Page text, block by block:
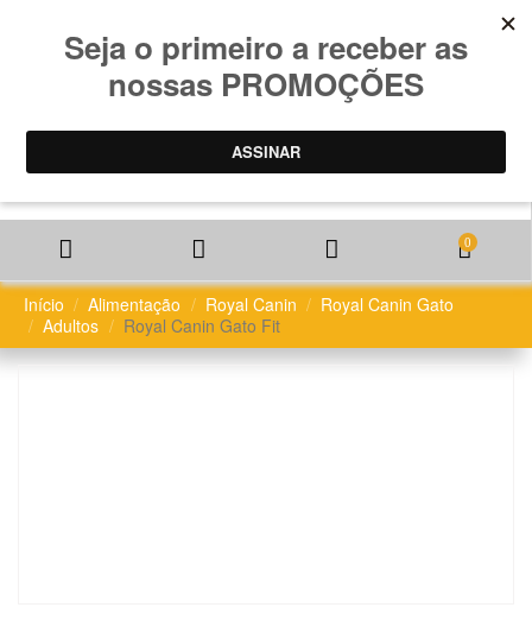
0
Início Alimentação Royal Canin
Royal Canin Gato
Adultos
Royal Canin Gato Fit